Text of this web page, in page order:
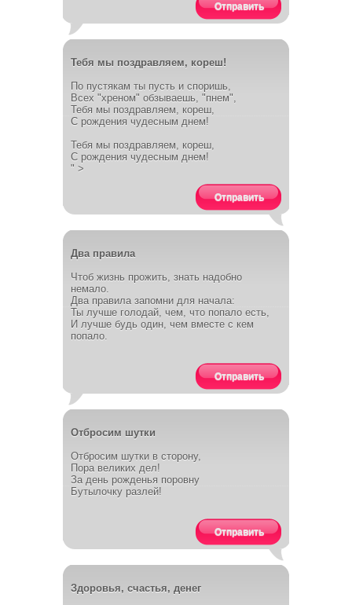
Отправить
Тебя мы поздравляем, кореш!
По пустякам ты пусть и споришь,
Всех "хреном" обзываешь, "пнем",
Тебя мы поздравляем, кореш,
С рождения чудесным днем!
Тебя мы поздравляем, кореш,
С рождения чудесным днем!
" >
Отправить
Два правила
Чтоб жизнь прожить, знать надобно
немало.
Два правила запомни для начала:
Ты лучше голодай, чем, что попало есть,
И лучше будь один, чем вместе с кем
попало.
Отправить
Отбросим шутки
Отбросим шутки в сторону,
Пора великих дел!
За день рожденья поровну
Бутылочку разлей!
Отправить
Здоровья, счастья, денег